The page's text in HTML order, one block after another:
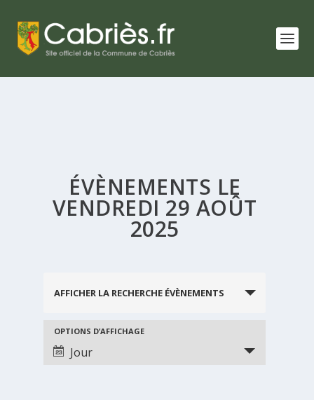
ÉVÈNEMENTS LE
VENDREDI 29 AOÛT
2025
ET
DE
VUES
AFFICHER LA RECHERCHE ÉVÈNEMENTS
NAVIGATION
DE
OPTIONS D’AFFICHAGE
Jour